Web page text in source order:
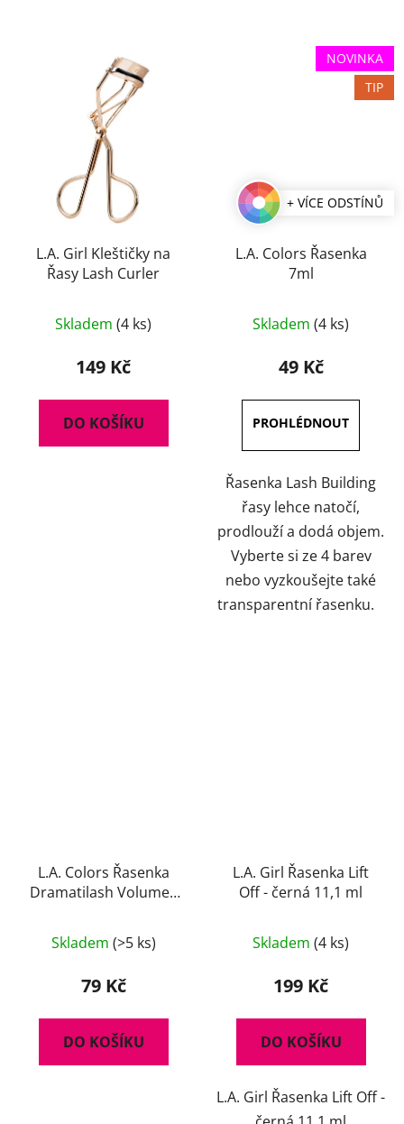
L.A. Girl Kleštičky na
Řasy Lash Curler
Skladem (4 ks)
149 Kč
DO KOŠÍKU
NOVINKA
TIP
+ VÍCE ODSTÍNŮ
L.A. Colors Řasenka
7ml
Skladem (4 ks)
49 Kč
Řasenka Lash Building
řasy lehce natočí,
prodlouží a dodá objem.
Vyberte si ze 4 barev
nebo vyzkoušejte také
transparentní řasenku.
L.A. Colors Řasenka
Dramatilash Volume -
Skladem (>5 ks)
79 Kč
DO KOŠÍKU
L.A. Girl Řasenka Lift
Off - černá 11,1 ml
Skladem (4 ks)
199 Kč
DO KOŠÍKU
L.A. Girl Řasenka Lift Off -